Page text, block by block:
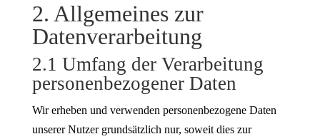
2. Allgemeines zur
Datenverarbeitung
2.1 Umfang der Verarbeitung
personenbezogener Daten
Wir erheben und verwenden personenbezogene Daten
unserer Nutzer grundsätzlich nur, soweit dies zur